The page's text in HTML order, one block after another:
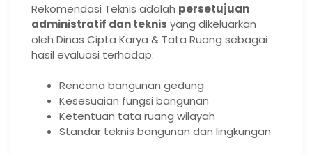
Rekomendasi Teknis adalah persetujuan
administratif dan teknis yang dikeluarkan
oleh Dinas Cipta Karya & Tata Ruang sebagai
hasil evaluasi terhadap:
Rencana bangunan gedung
Kesesuaian fungsi bangunan
Ketentuan tata ruang wilayah
Standar teknis bangunan dan lingkungan